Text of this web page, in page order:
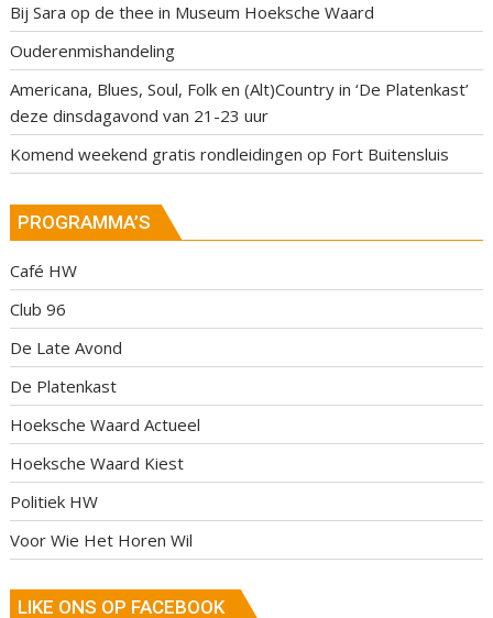
Bij Sara op de thee in Museum Hoeksche Waard
Ouderenmishandeling
Americana, Blues, Soul, Folk en (Alt)Country in ‘De Platenkast’
deze dinsdagavond van 21-23 uur
Komend weekend gratis rondleidingen op Fort Buitensluis
PROGRAMMA’S
Café HW
Club 96
De Late Avond
De Platenkast
Hoeksche Waard Actueel
Hoeksche Waard Kiest
Politiek HW
Voor Wie Het Horen Wil
LIKE ONS OP FACEBOOK